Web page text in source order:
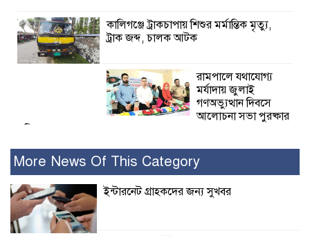
কালিগঞ্জে ট্রাকচাপায় শিশুর মর্মান্তিক মৃত্যু,
ট্রাক জব্দ, চালক আটক
রামপালে যথাযোগ্য
মর্যাদায় জুলাই
গণঅভ্যুত্থান দিবসে
আলোচনা সভা পুরষ্কার
২৮ জনের সাক্ষ্য শেষ, কাদেরসহ সাতজনের
More News Of This Category
ইন্টারনেট গ্রাহকদের জন্য সুখবর